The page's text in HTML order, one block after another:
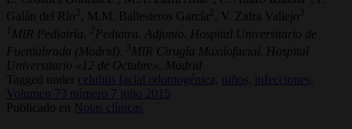
Galán del Río
, M.M. Ballesteros García , V. Zafra Vallejo 3
1 MIR Pediatría. 2 Pediatra. Adjunto. Hospital Universitario de
Fuenlabrada (Madrid).
3 MIR Cirugía Maxilofacial. Hospital
Universitario «12 de Octubre». Madrid
Tagged under
celulitis facial odontogénica, niños,
infecciones,
Volumen 73 número 7 julio 2015
Publicado en
Notas clínicas